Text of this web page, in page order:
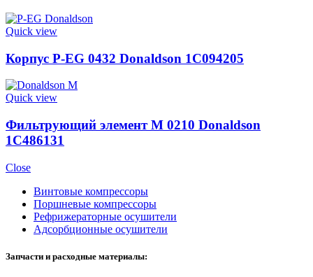
Quick view
Корпус P-EG 0432 Donaldson 1C094205
Quick view
Фильтрующий элемент M 0210 Donaldson
1C486131
Close
Винтовые компрессоры
Поршневые компрессоры
Рефрижераторные осушители
Адсорбционные осушители
Запчасти и расходные материалы: